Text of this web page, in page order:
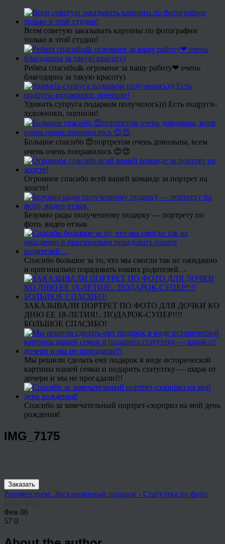
Всем советую заказывать картины по фотографии
только в этой студии!
Ребята спасибо🙏 огромное за вашу работу❤ очень
благодарна за такую красоту)
Удивить супруга подарком получилось))) Есть подруги-
художники, оценили!
Большое спасибо 😍портретом очень довольны, всем
очень очень понравилось 😍😍
Огромное спасибо всей вашей команде за портрет на
холсте!
Безумно рады полученному подарку — портрету по
фото, видео отзыв.
Спасибо большое за то, что мы смогли так не ожиданно
и оригинально порадовать наших родителей…
ЗАКАЗЫВАЛИ ПОРТРЕТ ПО ФОТО ДЛЯ ДОЧКИ КО
ДНЮ ЕЕ 18-ЛЕТИЯ!.. ПОДАРОК-СУПЕР!!!!
БОЛЬШОЕ СПАСИБО!
Мы решили сделать ему подарок в виде исторической
картины нашей семьи и подарить статуэтку — шарж от
дочери и мы не прогадали!!!
Спасибо за замечательный портрет-сюрприз на мой день
рождения!
IMG_7175
Заказать
Рекомендуем: Эксклюзивный подарок - Статуэтка по фото.
Фев 06
57 0